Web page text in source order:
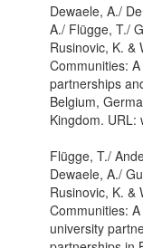
Dewaele, A./
A./ Flügge, T./
Rusinovic, K. &
Communities:
partnerships
Belgium,
Kingdom. URL:
Flügge, T./
Dewaele, A./
Rusinovic, K. &
Communities:
university